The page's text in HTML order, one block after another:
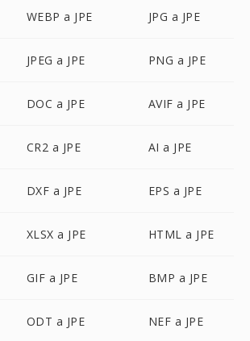
WEBP a JPE JPG a JPE
JPEG a JPE PNG a JPE
DOC a JPE AVIF a JPE
CR2 a JPE AI a JPE
DXF a JPE EPS a JPE
XLSX a JPE HTML a JPE
GIF a JPE BMP a JPE
ODT a JPE NEF a JPE